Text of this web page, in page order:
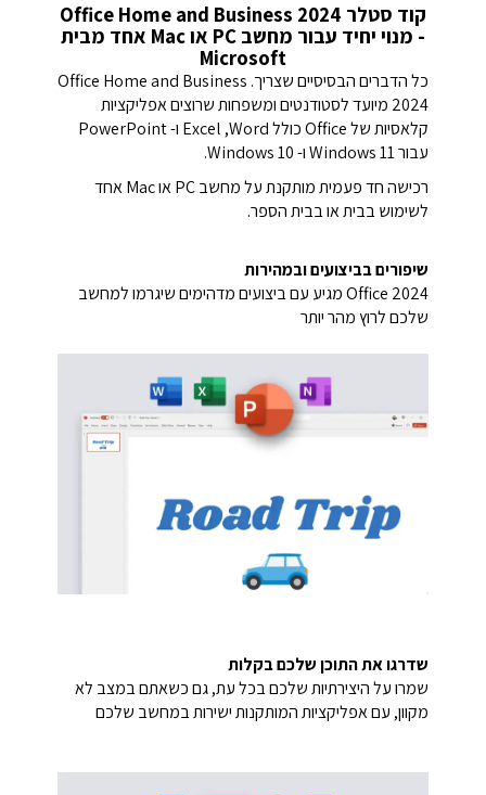
קוד סטלר Office Home and Business 2024
- מנוי יחיד עבור מחשב PC או Mac אחד מבית
Microsoft
כל הדברים הבסיסיים שצריך. Office Home and Business
2024 מיועד לסטודנטים ומשפחות שרוצים אפליקציות
קלאסיות של Office כולל Word,‏ Excel ו- PowerPoint
עבור Windows 11 ו- Windows 10.
רכישה חד פעמית מותקנת על מחשב PC או Mac אחד
לשימוש בבית או בבית הספר.
שיפורים בביצועים ובמהירות
Office 2024 מגיע עם ביצועים מדהימים שיגרמו למחשב
שלכם לרוץ מהר יותר
שדרגו את התוכן שלכם בקלות
שמרו על היצירתיות שלכם בכל עת, גם כשאתם במצב לא
מקוון, עם אפליקציות המותקנות ישירות במחשב שלכם